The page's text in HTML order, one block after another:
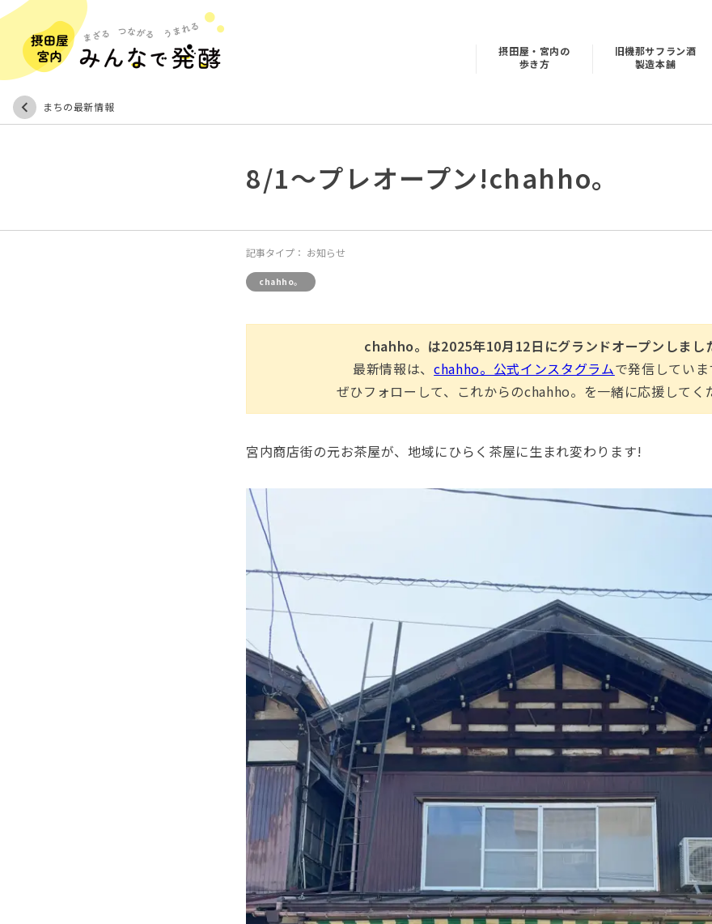
摂田屋・宮内の
歩き方
旧機那サフラン酒
製造本舗
まちの最新情報
8/1～プレオープン!chahho。
記事タイプ： お知らせ
chahho。
chahho。は2025年10月12日にグランドオープンしまし
最新情報は、chahho。公式インスタグラムで発信していま
ぜひフォローして、これからのchahho。を一緒に応援してく
宮内商店街の元お茶屋が、地域にひらく茶屋に生まれ変わります!